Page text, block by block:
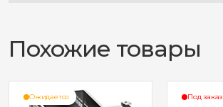
Похожие товары
Ожидается Под заказ